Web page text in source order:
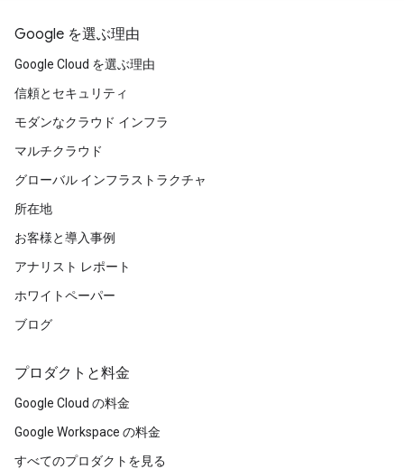
Google を選ぶ理由
Google Cloud を選ぶ理由
信頼とセキュリティ
モダンなクラウド インフラ
マルチクラウド
グローバル インフラストラクチャ
所在地
お客様と導入事例
アナリスト レポート
ホワイトペーパー
ブログ
プロダクトと料金
Google Cloud の料金
Google Workspace の料金
すべてのプロダクトを見る